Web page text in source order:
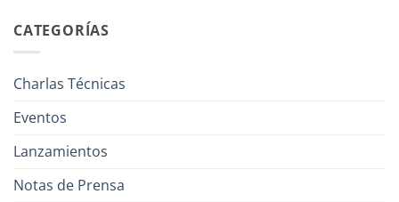
CATEGORÍAS
Charlas Técnicas
Eventos
Lanzamientos
Notas de Prensa